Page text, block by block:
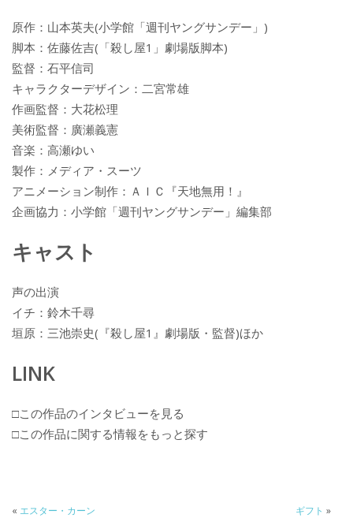
原作：山本英夫(小学館「週刊ヤングサンデー」)
脚本：佐藤佐吉(「殺し屋1」劇場版脚本)
監督：石平信司
キャラクターデザイン：二宮常雄
作画監督：大花松理
美術監督：廣瀬義憲
音楽：高瀬ゆい
製作：メディア・スーツ
アニメーション制作：ＡＩＣ『天地無用！』
企画協力：小学館「週刊ヤングサンデー」編集部
キャスト
声の出演
イチ：鈴木千尋
垣原：三池崇史(『殺し屋1』劇場版・監督)ほか
LINK
□この作品のインタビューを見る
□この作品に関する情報をもっと探す
« エスター・カーン ギフト »